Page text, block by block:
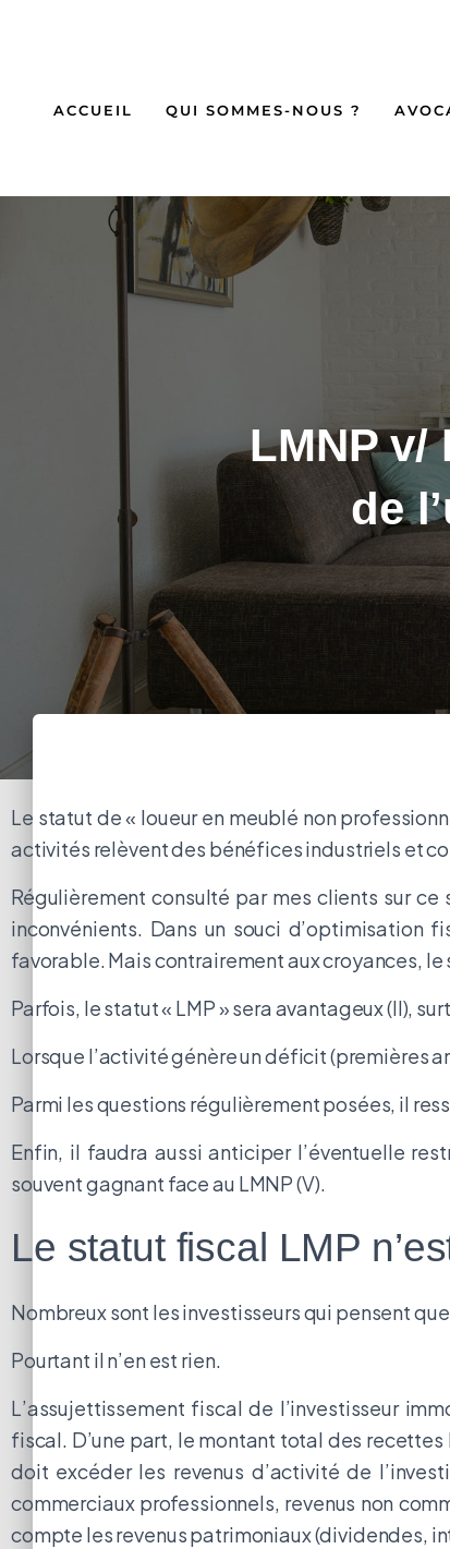
ACCUEIL QUI SOMMES-NOUS ?
LMNP
de
Le statut de « loueur en meublé non
activités relèvent des bénéfices industriels et
Régulièrement consulté par mes clients sur
inconvénients. Dans un souci d’optimisation
favorable. Mais contrairement aux croyances, le
Parfois, le statut « LMP » sera avantageux (II),
Lorsque l’activité génère un déficit (premières
Parmi les questions régulièrement posées, il
Enfin, il faudra aussi anticiper l’éventuelle
souvent gagnant face au LMNP (V).
Le statut fiscal LMP
Nombreux sont les investisseurs qui pensent
Pourtant il n’en est rien.
L’assujettissement fiscal de l’investisseur
fiscal. D’une part, le montant total des
doit excéder les revenus d’activité de
commerciaux professionnels, revenus non
compte les revenus patrimoniaux (dividendes,